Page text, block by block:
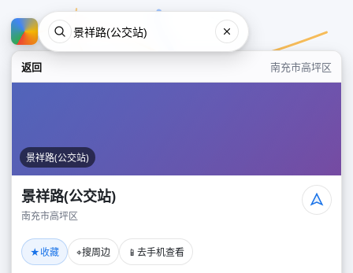
返回 南充市高坪区
景祥路(公交站)
景祥路(公交站)
南充市高坪区
★收藏 ⌖搜周边 📱 去手机查看